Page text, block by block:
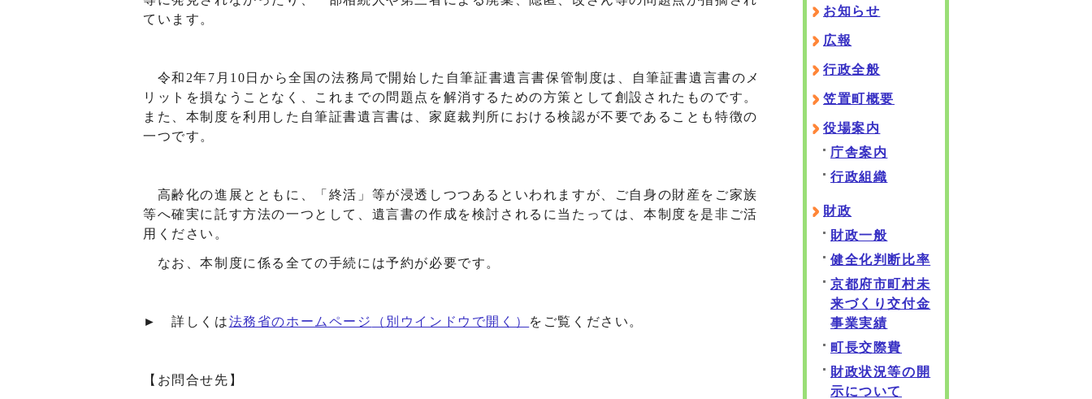
ています。
令和2年7月10日から全国の法務局で開始した自筆証書遺言書保管制度は、自筆証書遺言書のメ
リットを損なうことなく、これまでの問題点を解消するための方策として創設されたものです。
また、本制度を利用した自筆証書遺言書は、家庭裁判所における検認が不要であることも特徴の
一つです。
高齢化の進展とともに、「終活」等が浸透しつつあるといわれますが、ご自身の財産をご家族
等へ確実に託す方法の一つとして、遺言書の作成を検討されるに当たっては、本制度を是非ご活
用ください。
なお、本制度に係る全ての手続には予約が必要です。
► 詳しくは法務省のホームページ （別ウインドウで開く） をご覧ください。
【お問合せ先】
お知らせ
広報
行政全般
笠置町概要
役場案内
庁舎案内
行政組織
財政
財政一般
健全化判断比率
京都府市町村未
来づくり交付金
事業実績
町長交際費
財政状況等の開
示について